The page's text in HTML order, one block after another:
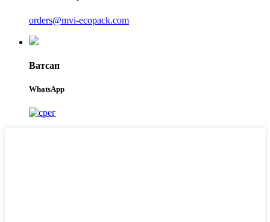
orders@mvi-ecopack.com
Ватсап
WhatsApp